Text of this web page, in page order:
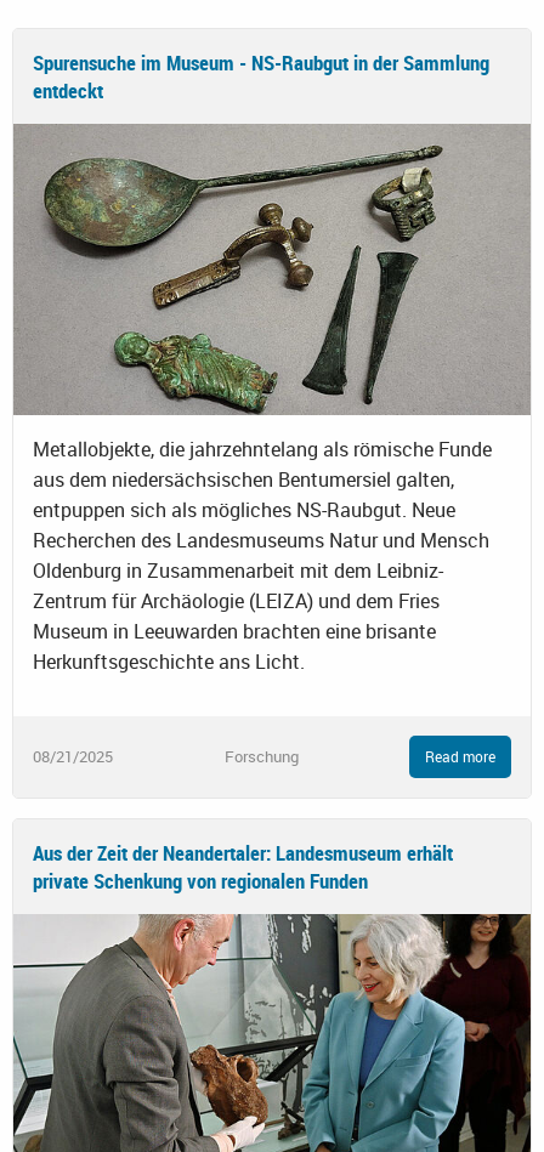
Spurensuche im Museum - NS-Raubgut in der Sammlung
entdeckt
Metallobjekte, die jahrzehntelang als römische Funde
aus dem niedersächsischen Bentumersiel galten,
entpuppen sich als mögliches NS-Raubgut. Neue
Recherchen des Landesmuseums Natur und Mensch
Oldenburg in Zusammenarbeit mit dem Leibniz-
Zentrum für Archäologie (LEIZA) und dem Fries
Museum in Leeuwarden brachten eine brisante
Herkunftsgeschichte ans Licht.
08/21/2025 Forschung Read more
Aus der Zeit der Neandertaler: Landesmuseum erhält
private Schenkung von regionalen Funden